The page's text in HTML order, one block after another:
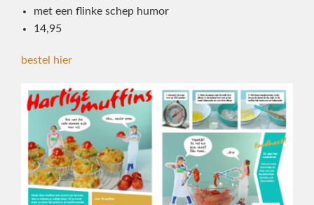
met een flinke schep humor
14,95
bestel hier